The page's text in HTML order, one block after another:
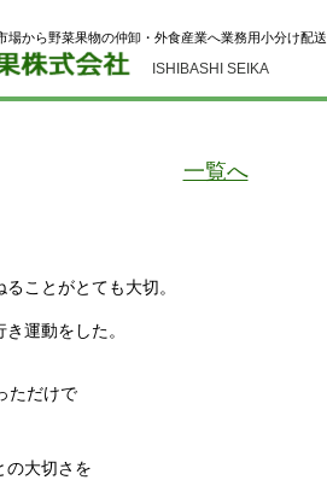
ISHIBASHI SEIKA
場から野菜果物の仲卸・外食産業へ業務用小分け配送
一覧へ
ことがとても大切。
運動をした。
ただけで
の大切さを